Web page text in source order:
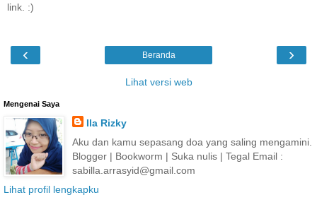
link. :)
‹ ›
Beranda
Lihat versi web
Mengenai Saya
Ila Rizky
Aku dan kamu sepasang doa yang saling mengamini.
Blogger | Bookworm | Suka nulis | Tegal Email :
sabilla.arrasyid@gmail.com
Lihat profil lengkapku